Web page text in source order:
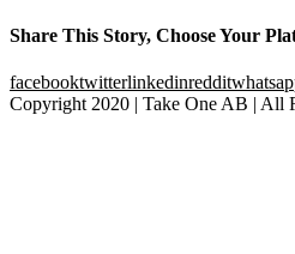
Share This Story, Choose Your
facebooktwitterlinkedinreddit
Copyright 2020 | Take One AB | All